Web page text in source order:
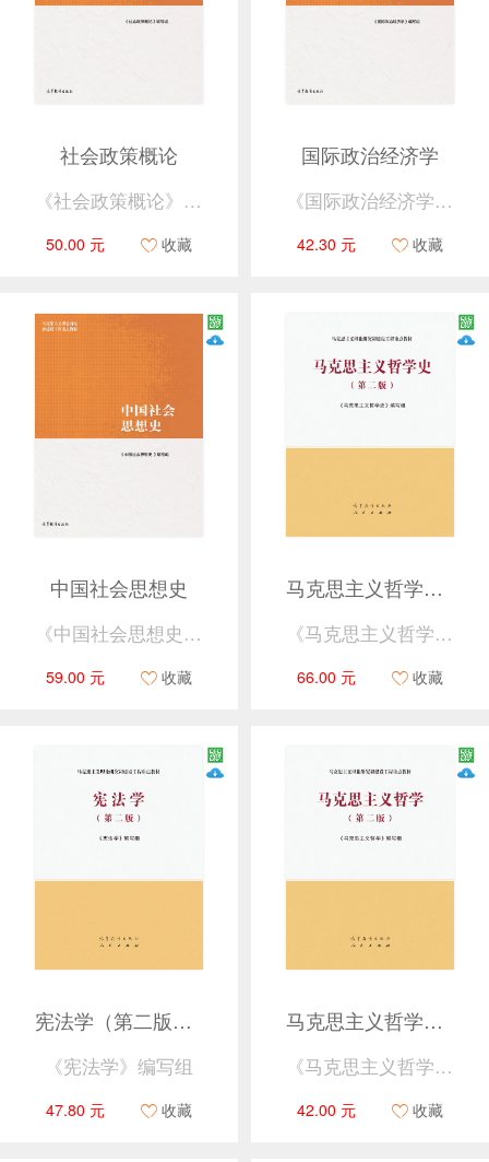
社会政策概论
《社会政策概论》编写组
50.00 元 收藏
国际政治经济学
《国际政治经济学》编写组
42.30 元 收藏
中国社会思想史
《中国社会思想史》编写组
59.00 元 收藏
马克思主义哲学史（第二版）
《马克思主义哲学史》编写组
66.00 元 收藏
宪法学（第二版）（马克思主义理论研究和建设工程重点教材）
《宪法学》编写组
47.80 元 收藏
马克思主义哲学（第二版）
《马克思主义哲学》编写组
42.00 元 收藏